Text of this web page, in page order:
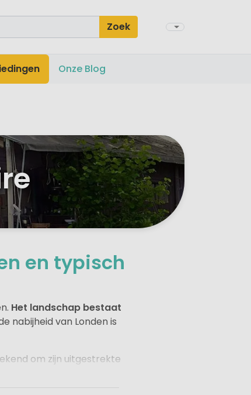
Zoek
Onze Blog
en typisch
Het landschap bestaat
nabijheid van Londen is
om zijn uitgestrekte
door een van de